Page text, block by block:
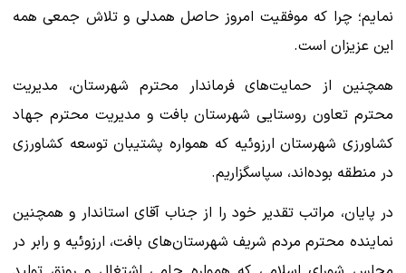
نمایم؛ چرا که موفقیت امروز حاصل همدلی و تلاش جمعی همه
این عزیزان است.
همچنین از حمایت‌های فرماندار محترم شهرستان، مدیریت
محترم تعاون روستایی شهرستان بافت و مدیریت محترم جهاد
کشاورزی شهرستان ارزوئیه که همواره پشتیبان توسعه کشاورزی
در منطقه بوده‌اند، سپاسگزاریم.
در پایان، مراتب تقدیر خود را از جناب آقای استاندار و همچنین
نماینده محترم مردم شریف شهرستان‌های بافت، ارزوئیه و رابر در